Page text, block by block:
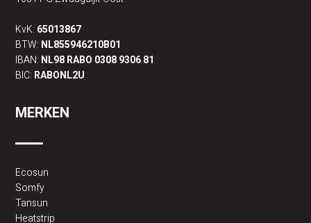
KvK: 65013867
BTW: NL855946210B01
IBAN: NL98 RABO 0308 9306 81
BIC: RABONL2U
MERKEN
Ecosun
Somfy
Tansun
Heatstrip